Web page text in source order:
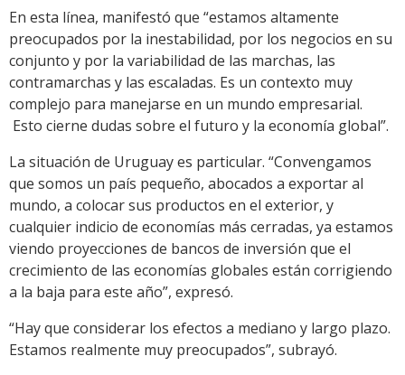
En esta línea, manifestó que “estamos altamente
preocupados por la inestabilidad, por los negocios en su
conjunto y por la variabilidad de las marchas, las
contramarchas y las escaladas. Es un contexto muy
complejo para manejarse en un mundo empresarial.
Esto cierne dudas sobre el futuro y la economía global”.
La situación de Uruguay es particular. “Convengamos
que somos un país pequeño, abocados a exportar al
mundo, a colocar sus productos en el exterior, y
cualquier indicio de economías más cerradas, ya estamos
viendo proyecciones de bancos de inversión que el
crecimiento de las economías globales están corrigiendo
a la baja para este año”, expresó.
“Hay que considerar los efectos a mediano y largo plazo.
Estamos realmente muy preocupados”, subrayó.